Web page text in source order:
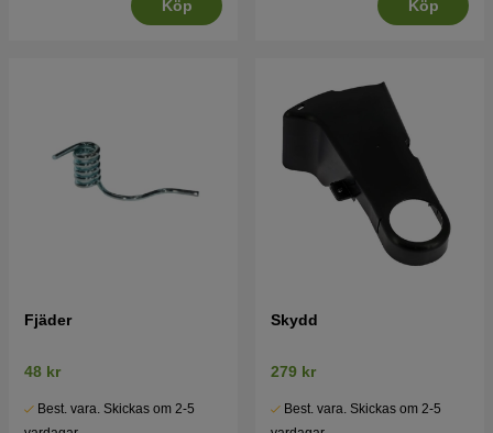
Köp Köp
Fjäder
48 kr
Best. vara. Skickas om 2-5
Skydd
279 kr
Best. vara. Skickas om 2-5